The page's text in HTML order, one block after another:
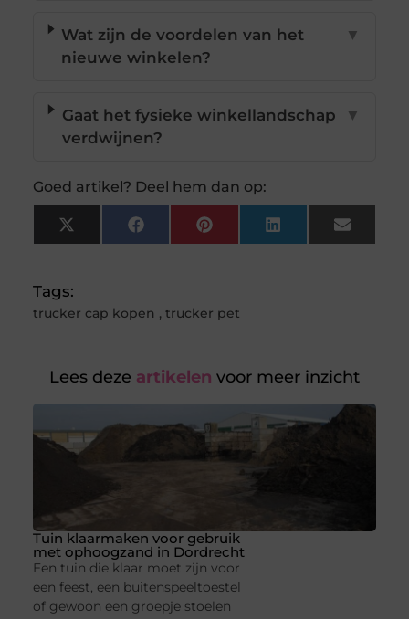
Wat zijn de voordelen van het
nieuwe winkelen?
▼
Gaat het fysieke winkellandschap
verdwijnen?
▼
Goed artikel? Deel hem dan op:
X
(Twitter)
FacebookPinterestLinkedInEmail
Tags:
trucker cap kopen , trucker pet
Lees deze artikelen voor meer inzicht
Tuin klaarmaken voor gebruik
met ophoogzand in Dordrecht
Een tuin die klaar moet zijn voor
een feest, een buitenspeeltoestel
of gewoon een groepje stoelen